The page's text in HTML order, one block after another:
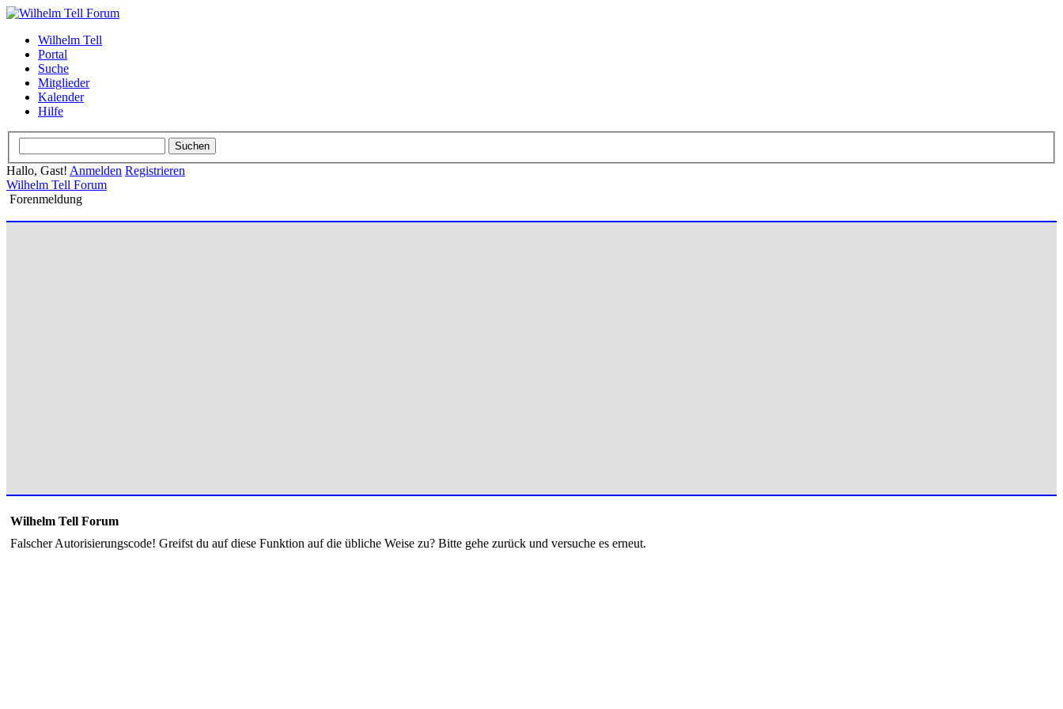
Wilhelm Tell
Portal
Suche
Mitglieder
Kalender
Hilfe
Hallo, Gast! Anmelden Registrieren
Wilhelm Tell Forum
Forenmeldung
Wilhelm Tell Forum
Falscher Autorisierungscode! Greifst du auf diese Funktion auf die übliche Weise zu? Bitte gehe zurück und versuche es erneut.